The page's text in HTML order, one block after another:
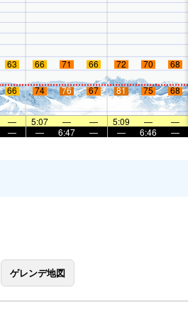
63 66 71 66 72 70 68
66 74 76 67 81 75 68
— 5:07 — — 5:09 —
—
— — 6:47 — — 6:46 —
ゲレンデ地図